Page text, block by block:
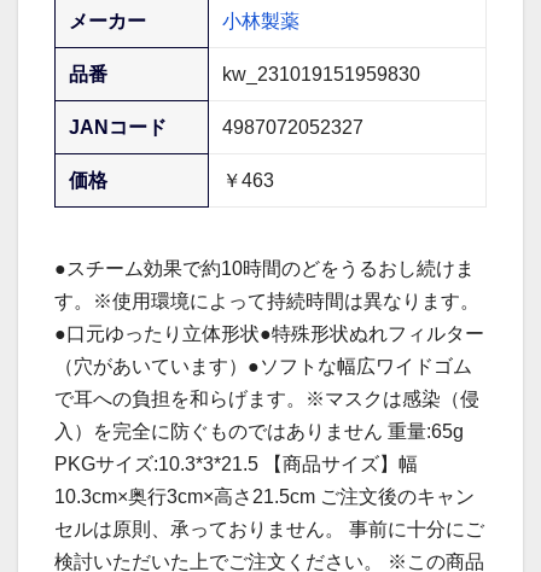
メーカー 小林製薬
品番 kw_231019151959830
JANコード 4987072052327
価格 ￥463
●スチーム効果で約10時間のどをうるおし続けま
す。※使用環境によって持続時間は異なります。
●口元ゆったり立体形状●特殊形状ぬれフィルター
（穴があいています）●ソフトな幅広ワイドゴム
で耳への負担を和らげます。※マスクは感染（侵
入）を完全に防ぐものではありません 重量:65g
PKGサイズ:10.3*3*21.5 【商品サイズ】幅
10.3cm×奥行3cm×高さ21.5cm ご注文後のキャン
セルは原則、承っておりません。 事前に十分にご
検討いただいた上でご注文ください。 ※この商品